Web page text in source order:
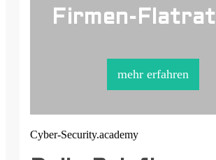
Firmen-
mehr erfahren
Cyber-Security.academy